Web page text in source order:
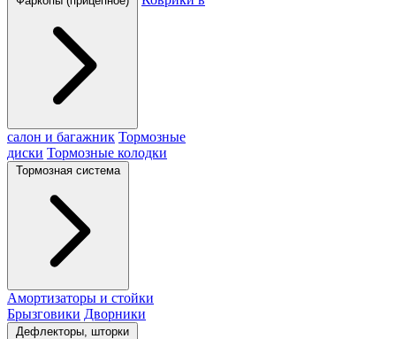
салон и багажник Тормозные
диски Тормозные колодки
Тормозная система
Амортизаторы и стойки
Брызговики Дворники
Дефлекторы, шторки